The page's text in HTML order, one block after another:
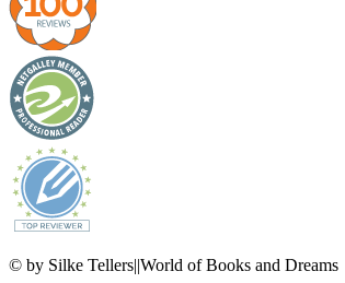
© by Silke Tellers||World of Books and Dreams